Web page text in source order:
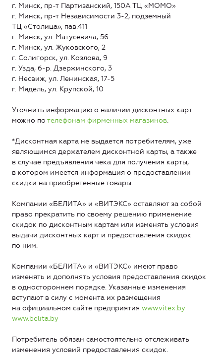
г. Минск, пр-т Партизанский, 150А ТЦ «МОМО»
г. Минск, пр-т Независимости 3-2, подземный
ТЦ «Столица», пав.411
г. Минск, ул. Матусевича, 56
г. Минск, ул. Жуковского, 2
г. Солигорск, ул. Козлова, 9
г. Узда, б-р. Дзержинского, 3
г. Несвиж, ул. Ленинская, 17-5
г. Мядель, ул. Крупской, 10
Уточнить информацию о наличии дисконтных карт
можно по телефонам фирменных магазинов.
*Дисконтная карта не выдается потребителям, уже
являющимся держателем дисконтной карты, а также
в случае предъявления чека для получения карты,
в котором имеется информация о предоставлении
скидки на приобретенные товары.
Компании «БЕЛИТА» и «ВИТЭКС» оставляют за собой
право прекратить по своему решению применение
скидок по дисконтным картам или изменять условия
выдачи дисконтных карт и предоставления скидок
по ним.
Компании «БЕЛИТА» и «ВИТЭКС» имеют право
изменять и дополнять условия предоставления скидок
в одностороннем порядке. Указанные изменения
вступают в силу с момента их размещения
на официальном сайте предприятия www.vitex.by
www.belita.by
Потребитель обязан самостоятельно отслеживать
изменения условий предоставления скидок.